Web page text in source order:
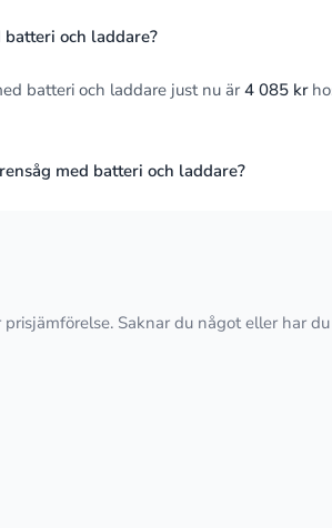
batteri och laddare?
batteri och laddare just nu är4 085 kr
med batteri och laddare?
Saknar du något eller har